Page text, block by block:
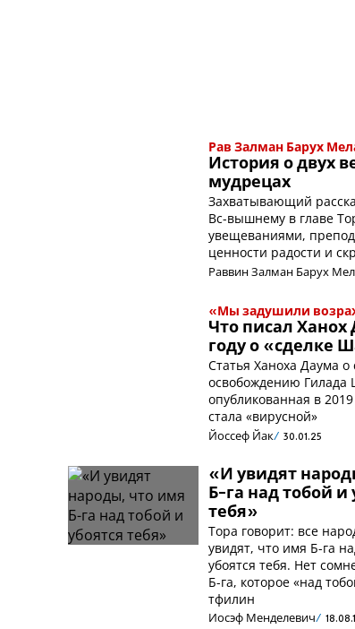
Рав Залман Барух
История о двух
мудрецах
Захватывающий
Вс-вышнему в главе
увещеваниями,
ценности радости и
Раввин Залман Барух
«Мы задушили
Что писал Ханох
году о «сделке
Статья Ханоха Даума о
освобождению Гилада
опубликованная в
стала «вирусной»
Йоссеф Йак 30.01.25
«И увидят
Б-га над тобой и
тебя»
Тора говорит: все
увидят, что имя Б-га
убоятся тебя. Нет
Б-га, которое «над
тфилин
Иосэф Менделевич